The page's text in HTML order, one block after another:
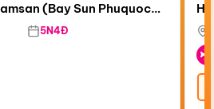
(Bay Sun Phuquoc
5N4Đ